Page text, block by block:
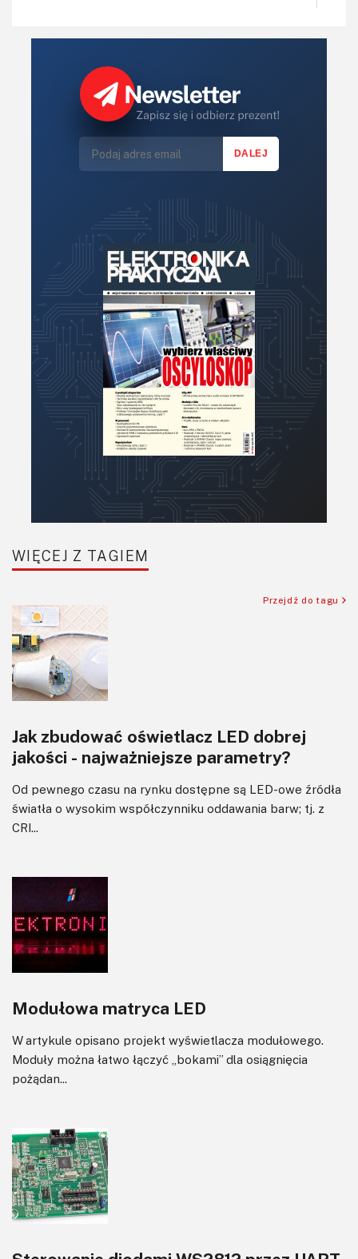
Robotyka
Sterowniki silników
Technika μP, μC, PLD
Termometry i termostaty
WIĘCEJ Z TAGIEM
Przejdź do tagu
Jak zbudować oświetlacz LED dobrej
jakości - najważniejsze parametry?
Od pewnego czasu na rynku dostępne są LED-owe źródła
światła o wysokim współczynniku oddawania barw; tj. z
CRI...
Modułowa matryca LED
W artykule opisano projekt wyświetlacza modułowego.
Moduły można łatwo łączyć „bokami” dla osiągnięcia
pożądan...